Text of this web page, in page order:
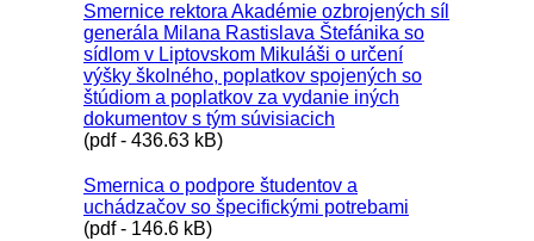
Smernice rektora Akadémie ozbrojených síl
generála Milana Rastislava Štefánika so
sídlom v Liptovskom Mikuláši o určení
výšky školného, poplatkov spojených so
štúdiom a poplatkov za vydanie iných
dokumentov s tým súvisiacich
(pdf - 436.63 kB)
Smernica o podpore študentov a
uchádzačov so špecifickými potrebami
(pdf - 146.6 kB)